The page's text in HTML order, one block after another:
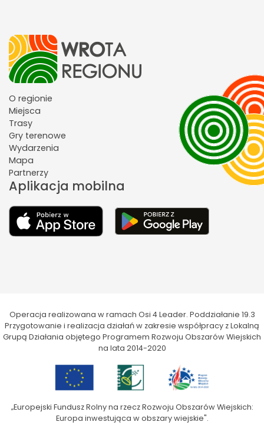
O regionie
Miejsca
Trasy
Gry terenowe
Wydarzenia
Mapa
Partnerzy
Aplikacja mobilna
Operacja realizowana w ramach Osi 4 Leader. Poddziałanie 19.3
Przygotowanie i realizacja działań w zakresie współpracy z Lokalną
Grupą Działania objętego Programem Rozwoju Obszarów Wiejskich
na lata 2014-2020
„Europejski Fundusz Rolny na rzecz Rozwoju Obszarów Wiejskich:
Europa inwestująca w obszary wiejskie".